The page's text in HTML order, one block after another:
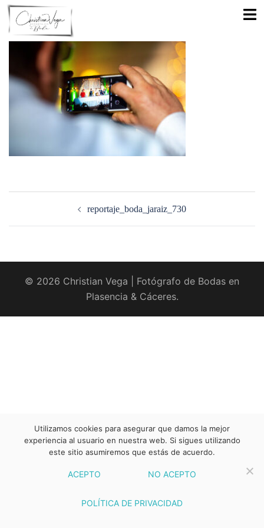
Saltar
contenido
reportaje_boda_jaraiz_730
© 2026 Christian Vega | Fotógrafo de Bodas en
Plasencia & Cáceres.
Utilizamos cookies para asegurar que damos la mejor
experiencia al usuario en nuestra web. Si sigues utilizando
este sitio asumiremos que estás de acuerdo.
ACEPTO NO ACEPTO
POLÍTICA DE PRIVACIDAD